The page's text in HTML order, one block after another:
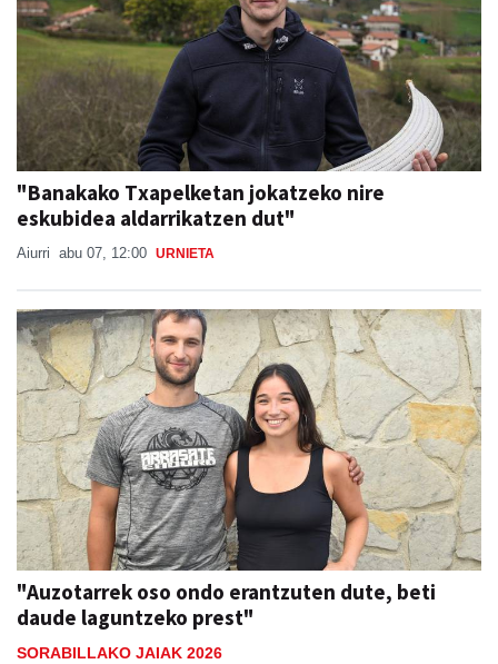
"Banakako Txapelketan jokatzeko nire
eskubidea aldarrikatzen dut"
Aiurri abu 07, 12:00 URNIETA
"Auzotarrek oso ondo erantzuten dute, beti
daude laguntzeko prest"
SORABILLAKO JAIAK 2026